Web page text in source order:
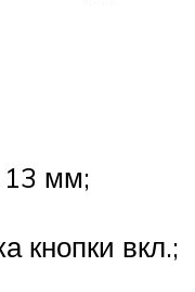
13 мм;
кнопки вкл.;